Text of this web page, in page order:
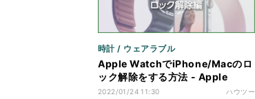
時計 / ウェアラブル
Apple WatchでiPhone/Macのロ
ック解除をする方法 - Apple
Watch基本の「き」Season 7
2022/01/24 11:30 ハウツー